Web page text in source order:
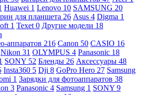
Huawei 1 Lenovo 10 SAMSUNG 20
для планшета 26 Asus 4 Digma 1
1 Texet 0 Другие модели 18
аппаратов 216 Canon 50 CASIO 16
Nikon 31 OLYMPUS 4 Panasonic 18
SONY 52 Бленды 26 Аксессуары 48
Insta360 5 Dji 8 GoPro Hero 27 Samsung
1 Зарядки для фотоаппаратов 38
3 Panasonic 4 Samsung 1 SONY 9